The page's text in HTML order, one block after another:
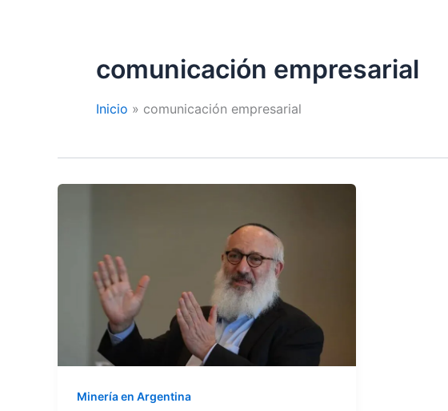
comunicación empresarial
Inicio comunicación empresarial
Minería en Argentina